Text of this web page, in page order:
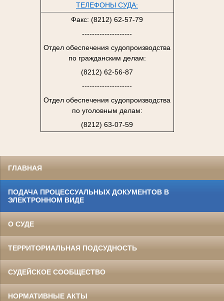
ТЕЛЕФОНЫ СУДА:
Факс: (8212) 62-57-79
--------------------
Отдел обеспечения судопроизводства
по гражданским делам:
(8212) 62-56-87
--------------------
Отдел обеспечения судопроизводства
по уголовным делам:
(8212) 63-07-59
ГЛАВНАЯ
ПОДАЧА ПРОЦЕССУАЛЬНЫХ ДОКУМЕНТОВ В
ЭЛЕКТРОННОМ ВИДЕ
О СУДЕ
ТЕРРИТОРИАЛЬНАЯ ПОДСУДНОСТЬ
СУДЕЙСКОЕ СООБЩЕСТВО
НОРМАТИВНЫЕ АКТЫ